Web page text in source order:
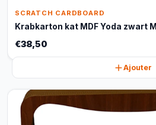
SCRATCH CARDBOARD
Krabkarton kat MDF Yoda zwart M
€38,50
Ajouter